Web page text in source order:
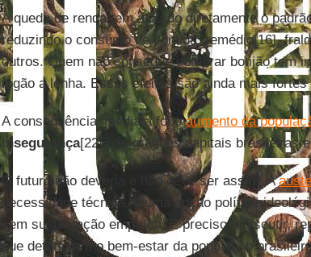
A queda de renda tem afetado diretamente o
reduzindo o consumo de comida, remédio[16],
outros. Quem não consegue comprar botijão tem
fogão a lenha. Esses efeitos são ainda mais
A consequência imediata foi oaumento da
insegurança[22] nas grandes capitais brasileiras
O futuro não deveria e não deve ser assim. A
necessidade técnica, é uma opção política-
sem sustentação empírica. É preciso rediscutir,
que deterioram o bem-estar da população